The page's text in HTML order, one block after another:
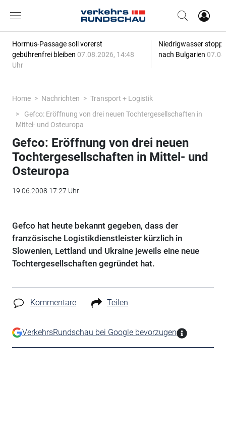
Hormus-Passage soll vorerst
gebührenfrei bleiben 07.08.2026, 14:48
Uhr
Niedrigwasser
nach Bulgarien
Home Nachrichten
Transport + Logistik
Gefco: Eröffnung von drei neuen Tochtergesellschaften in
Mittel- und Osteuropa
Gefco: Eröffnung von drei neuen
Tochtergesellschaften in Mittel- und
Osteuropa
19.06.2008 17:27 Uhr
Gefco hat heute bekannt gegeben, dass der
französische Logistikdienstleister kürzlich in
Slowenien, Lettland und Ukraine jeweils eine neue
Tochtergesellschaften gegründet hat.
Kommentare Teilen
VerkehrsRundschau bei Google bevorzugen